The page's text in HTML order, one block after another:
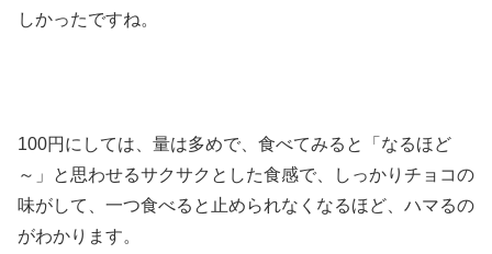
しかったですね。
100円にしては、量は多めで、食べてみると「なるほど
～」と思わせるサクサクとした食感で、しっかりチョコの
味がして、一つ食べると止められなくなるほど、ハマるの
がわかります。